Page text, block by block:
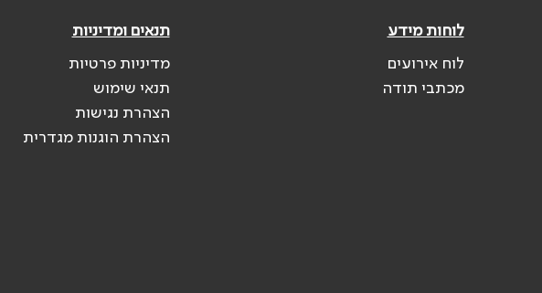
לוחות מידע
לוח אירועים
מכתבי תודה
תנאים ומדיניות
מדיניות פרטיות
תנאי שימוש
הצהרת נגישות
הצהרת הוגנות מגדרית